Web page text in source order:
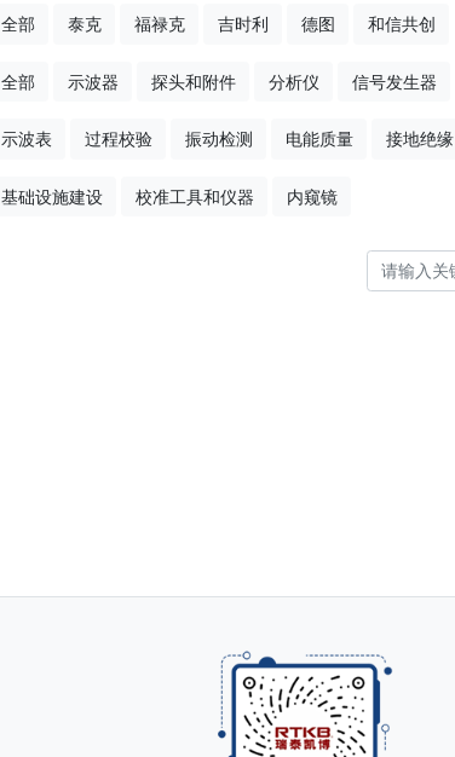
全部 泰克 福禄克 吉时利 德图 和信共创
全部 示波器 探头和附件 分析仪 信号发生器
示波表 过程校验 振动检测 电能质量 接地绝缘
基础设施建设 校准工具和仪器 内窥镜